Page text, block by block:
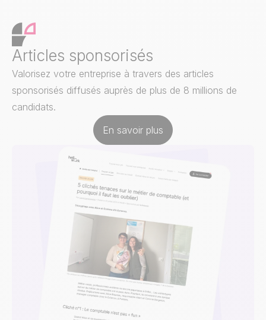
Articles sponsorisés
Valorisez votre entreprise à travers des articles
sponsorisés diffusés auprès de plus de 8 millions de
candidats.
En savoir plus